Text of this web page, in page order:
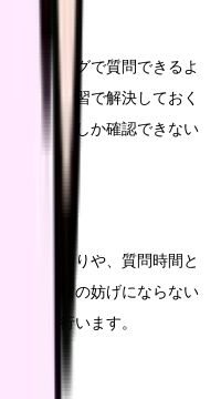
タイミングで質問できるよ
、事前学習で解決しておく
その場でしか確認できない
明の区切りや、質問時間と
生の学習の妨げにならない
質問を行います。